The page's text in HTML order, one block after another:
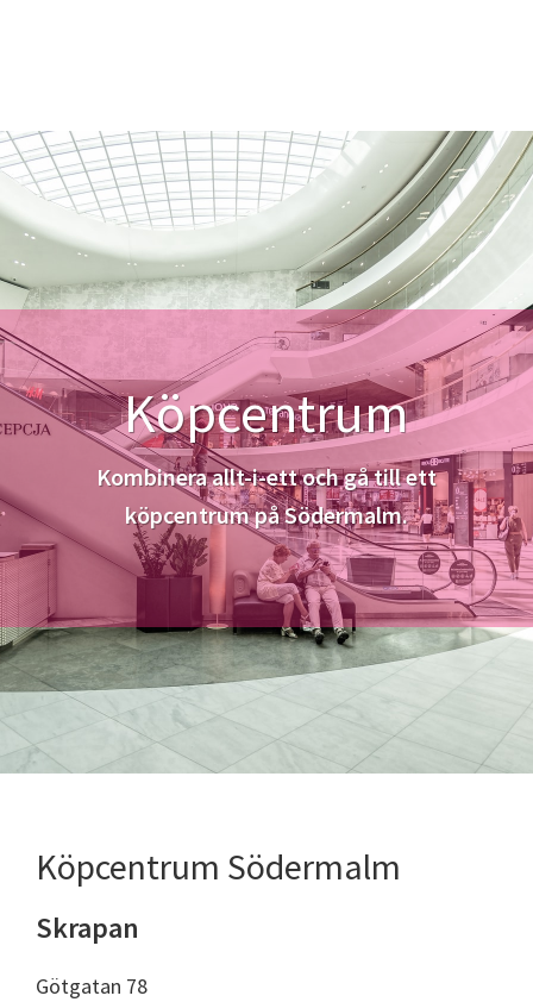
Köpcentrum
Kombinera allt-i-ett och gå till ett
köpcentrum på Södermalm.
Köpcentrum Södermalm
Skrapan
Götgatan 78